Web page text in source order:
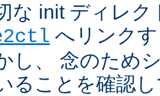
な init ディレク
へリンク
し、 念のため
ることを確認